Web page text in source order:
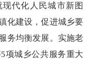
代化人民城市新图
化建设，促进城乡要
务均衡发展。实施老
项城乡公共服务重大